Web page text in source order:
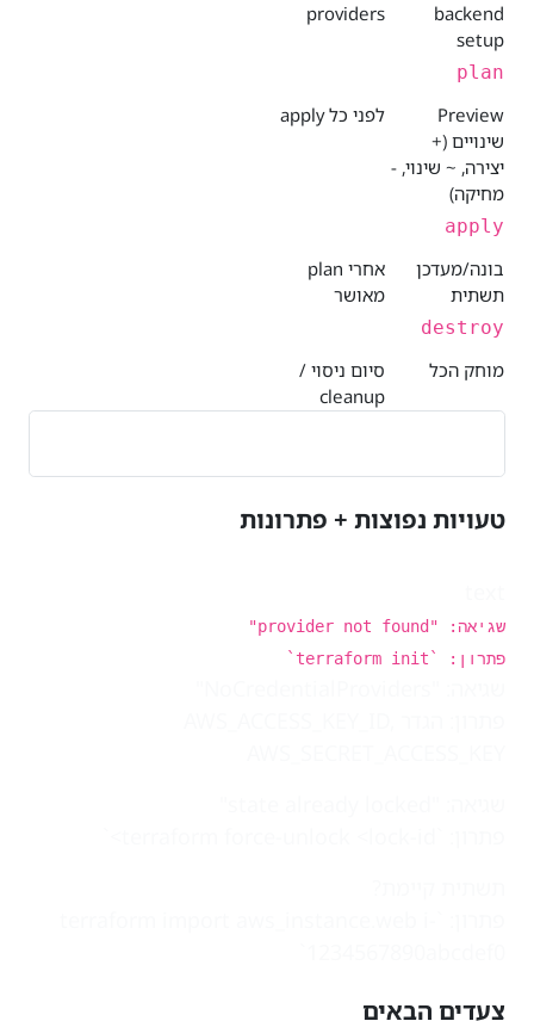
backend
setup
providers
plan
Preview
שינויים (+
יצירה, ~ שינוי, -
מחיקה)
לפני כל apply
apply
בונה/מעדכן
תשתית
אחרי plan
מאושר
destroy
מוחק הכל
סיום ניסוי /
cleanup
טעויות נפוצות + פתרונות
שגיאה: "provider not found"
פתרון: `terraform init`
צעדים הבאים